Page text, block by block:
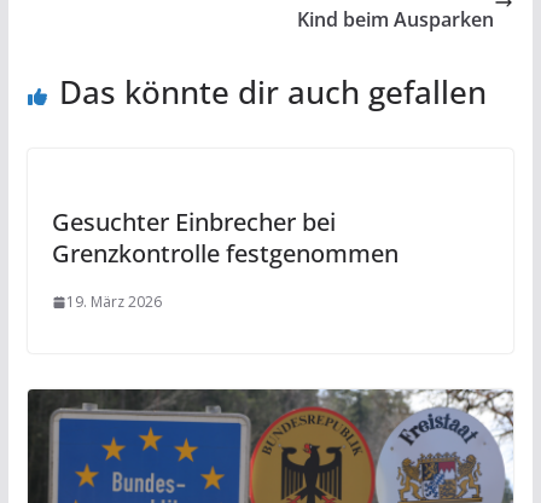
Kind beim Ausparken
Das könnte dir auch gefallen
Gesuchter Einbrecher bei
Grenzkontrolle festgenommen
19. März 2026